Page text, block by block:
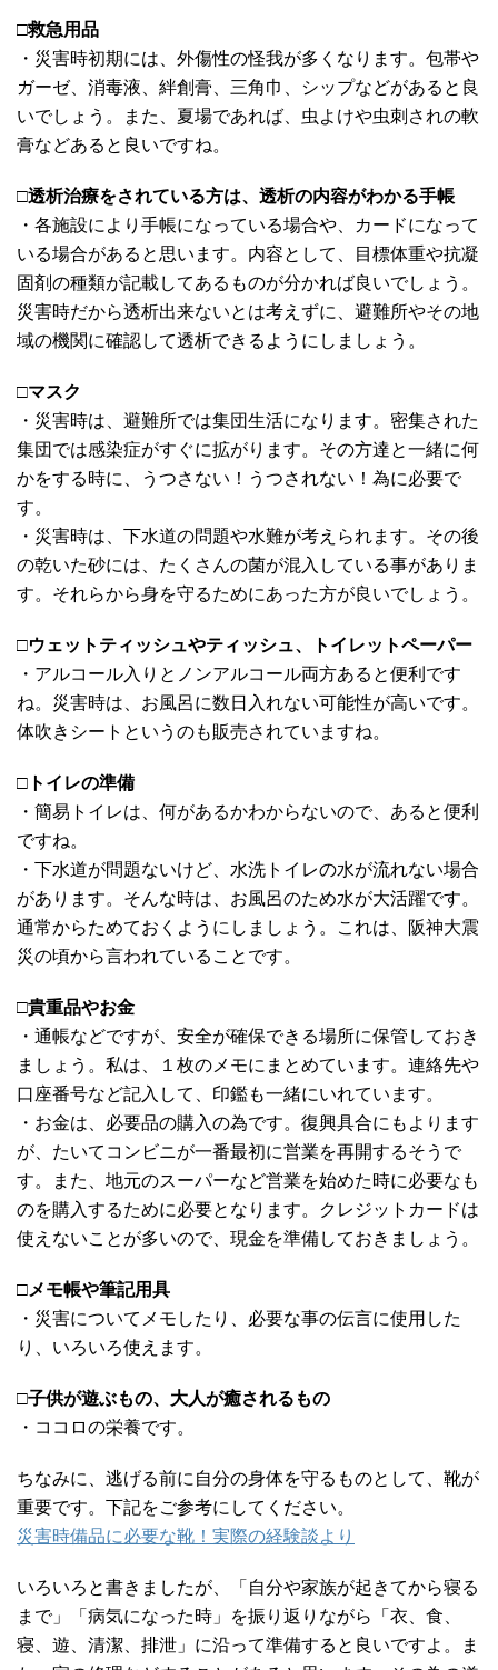
□救急用品
・災害時初期には、外傷性の怪我が多くなります。包帯や
ガーゼ、消毒液、絆創膏、三角巾、シップなどがあると良
いでしょう。また、夏場であれば、虫よけや虫刺されの軟
膏などあると良いですね。
□透析治療をされている方は、透析の内容がわかる手帳
・各施設により手帳になっている場合や、カードになって
いる場合があると思います。内容として、目標体重や抗凝
固剤の種類が記載してあるものが分かれば良いでしょう。
災害時だから透析出来ないとは考えずに、避難所やその地
域の機関に確認して透析できるようにしましょう。
□マスク
・災害時は、避難所では集団生活になります。密集された
集団では感染症がすぐに拡がります。その方達と一緒に何
かをする時に、うつさない！うつされない！為に必要で
す。
・災害時は、下水道の問題や水難が考えられます。その後
の乾いた砂には、たくさんの菌が混入している事がありま
す。それらから身を守るためにあった方が良いでしょう。
□ウェットティッシュやティッシュ、トイレットペーパー
・アルコール入りとノンアルコール両方あると便利です
ね。災害時は、お風呂に数日入れない可能性が高いです。
体吹きシートというのも販売されていますね。
□ トイレの準備
・簡易トイレは、何があるかわからないので、あると便利
ですね。
・下水道が問題ないけど、水洗トイレの水が流れない場合
があります。そんな時は、お風呂のため水が大活躍です。
通常からためておくようにしましょう。これは、阪神大震
災の頃から言われていることです。
□貴重品やお金
・通帳などですが、安全が確保できる場所に保管しておき
ましょう。私は、１枚のメモにまとめています。連絡先や
口座番号など記入して、印鑑も一緒にいれています。
・お金は、必要品の購入の為です。復興具合にもよります
が、たいてコンビニが一番最初に営業を再開するそうで
す。また、地元のスーパーなど営業を始めた時に必要なも
のを購入するために必要となります。クレジットカードは
使えないことが多いので、現金を準備しておきましょう。
□メモ帳や筆記用具
・災害についてメモしたり、必要な事の伝言に使用した
り、いろいろ使えます。
□子供が遊ぶもの、大人が癒されるもの
・ココロの栄養です。
ちなみに、逃げる前に自分の身体を守るものとして、靴が
重要です。下記をご参考にしてください。
災害時備品に必要な靴！実際の経験談より
いろいろと書きましたが、「自分や家族が起きてから寝る
まで」「病気になった時」を振り返りながら「衣、食、
寝、遊、清潔、排泄」に沿って準備すると良いですよ。ま